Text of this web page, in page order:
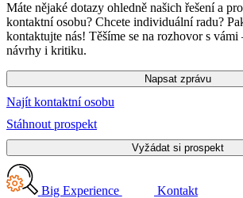
Máte nějaké dotazy ohledně našich řešení a
kontaktní osobu? Chcete individuální radu?
kontaktujte nás! Těšíme se na rozhovor s vámi
návrhy i kritiku.
Napsat zprávu
Najít kontaktní osobu
Stáhnout prospekt
Vyžádat si prospekt
Big Experience Kontakt